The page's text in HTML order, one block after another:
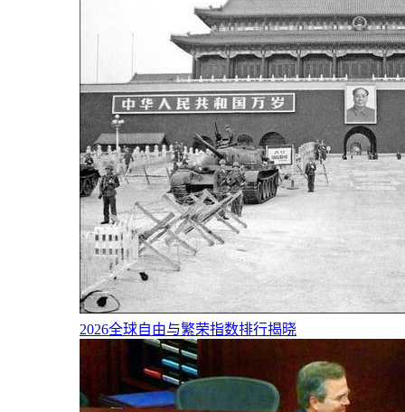
2026全球自由与繁荣指数排行揭晓